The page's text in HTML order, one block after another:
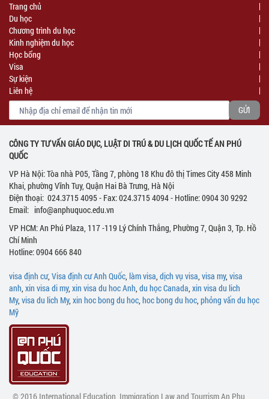
Trang chủ
Du học
Chương trình du học
Kinh nghiệm du học
Học bổng
Visa
Sự kiện
Liên hệ
CÔNG TY TƯ VẤN GIÁO DỤC, LUẬT DI TRÚ & DU LỊCH QUỐC TẾ AN PHÚ
QUỐC
VP Hà Nội: Tòa nhà P05, Tầng 7, phòng 18 Khu đô thị Times City 458 Minh
Khai, phường Vĩnh Tuy, Quận Hai Bà Trưng, Hà Nội
Điện thoại: 024.3715 4095 - Fax: 024.3715 4094 - Hotline: 0904 30 9292
Email: info@anphuquoc.edu.vn
VP HCM: An Phú Plaza, 117 -119 Lý Chính Thắng, Phường 7, Quận 3, Tp. Hồ
Chí Minh
Hotline: 0904 666 840
visa định cư, Visa định cư Anh Quốc, làm visa, dịch vụ visa, visa my, visa
anh, xin visa di my, xin visa du hoc Anh, du học Canada, xin visa du lich
My, visa du lich My, xin hoc bong du hoc, hoc bong du hoc, phỏng vấn du học
Mỹ
© 2016 International Education, Immigration Law and Tourrism An Phu